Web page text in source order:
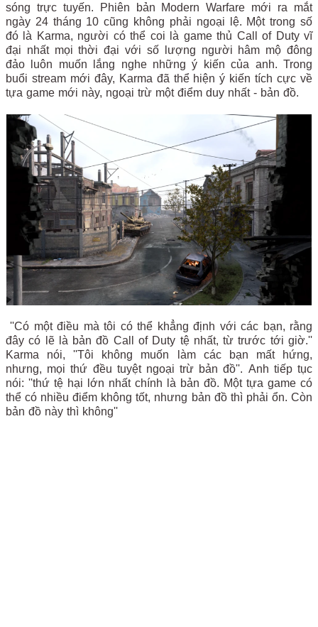
sóng trực tuyến. Phiên bản Modern Warfare mới ra mắt
ngày 24 tháng 10 cũng không phải ngoại lệ. Một trong số
đó là Karma, người có thể coi là game thủ Call of Duty vĩ
đại nhất mọi thời đại với số lượng người hâm mộ đông
đảo luôn muốn lắng nghe những ý kiến của anh. Trong
buổi stream mới đây, Karma đã thể hiện ý kiến tích cực về
tựa game mới này, ngoại trừ một điểm duy nhất - bản đồ.
''Có một điều mà tôi có thể khẳng định với các bạn, rằng
đây có lẽ là bản đồ Call of Duty tệ nhất, từ trước tới giờ.''
Karma nói, ''Tôi không muốn làm các bạn mất hứng,
nhưng, mọi thứ đều tuyệt ngoại trừ bản đồ''. Anh tiếp tục
nói: ''thứ tệ hại lớn nhất chính là bản đồ. Một tựa game có
thể có nhiều điểm không tốt, nhưng bản đồ thì phải ổn. Còn
bản đồ này thì không''